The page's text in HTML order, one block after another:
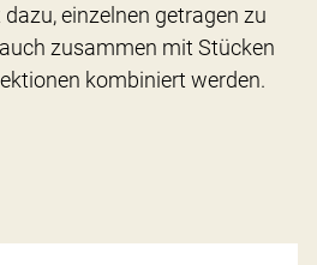
einzelnen getragen zu
zusammen mit Stücken
kombiniert werden.